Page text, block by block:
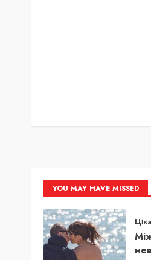
YOU MAY HAVE MISSED